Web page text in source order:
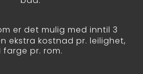
er det mulig med inntil 3
ekstra kostnad pr. leilighet,
farge pr. rom.